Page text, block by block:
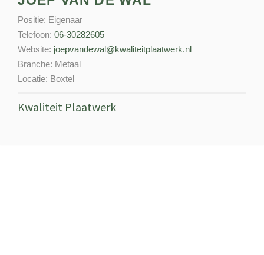
Positie: Eigenaar
Telefoon: 06-30282605
Website: joepvandewal@kwaliteitplaatwerk.nl
Branche: Metaal
Locatie: Boxtel
Kwaliteit Plaatwerk